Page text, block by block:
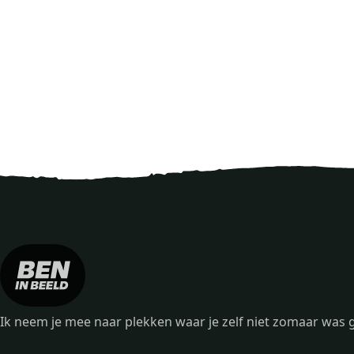
Ik neem je mee naar plekken waar je zelf niet zomaar was